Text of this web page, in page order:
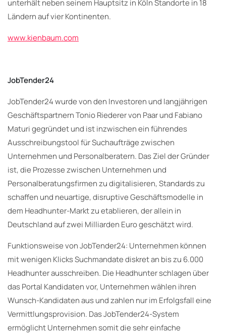
unterhält neben seinem Hauptsitz in Köln Standorte in 18
Ländern auf vier Kontinenten.
www.kienbaum.com
JobTender24
JobTender24 wurde von den Investoren und langjährigen
Geschäftspartnern Tonio Riederer von Paar und Fabiano
Maturi gegründet und ist inzwischen ein führendes
Ausschreibungstool für Suchaufträge zwischen
Unternehmen und Personalberatern. Das Ziel der Gründer
ist, die Prozesse zwischen Unternehmen und
Personalberatungsfirmen zu digitalisieren, Standards zu
schaffen und neuartige, disruptive Geschäftsmodelle in
dem Headhunter-Markt zu etablieren, der allein in
Deutschland auf zwei Milliarden Euro geschätzt wird.
Funktionsweise von JobTender24: Unternehmen können
mit wenigen Klicks Suchmandate diskret an bis zu 6.000
Headhunter ausschreiben. Die Headhunter schlagen über
das Portal Kandidaten vor, Unternehmen wählen ihren
Wunsch-Kandidaten aus und zahlen nur im Erfolgsfall eine
Vermittlungsprovision. Das JobTender24-System
ermöglicht Unternehmen somit die sehr einfache